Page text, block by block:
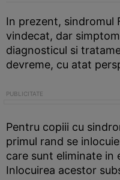
In prezent, sindromul
vindecat, dar
diagnosticul si
devreme, cu atat
Pentru copiii cu
primul rand se
care sunt eliminate in
Inlocuirea acestor